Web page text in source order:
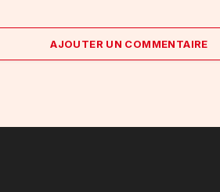
AJOUTER UN COMMENTAIRE